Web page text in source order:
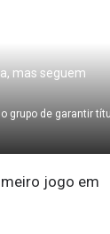
mas seguem
grupo de garantir